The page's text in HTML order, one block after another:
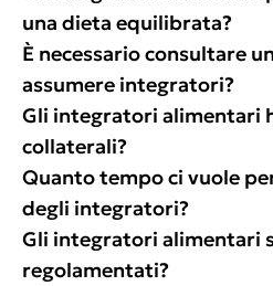
una dieta equilibrata?
È necessario consultare
assumere integratori?
Gli integratori alimentari
collaterali?
Quanto tempo ci vuole
degli integratori?
Gli integratori alimentari
regolamentati?